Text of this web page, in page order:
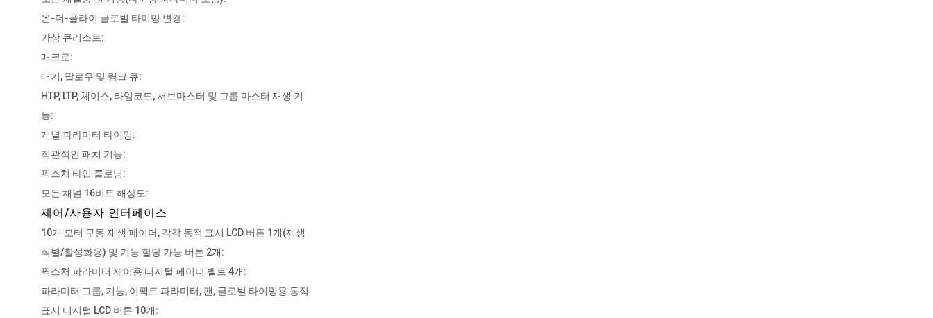
온-더-플라이 글로벌 타이밍 변경:
가상 큐리스트:
매크로:
대기, 팔로우 및 링크 큐:
HTP, LTP, 체이스, 타임코드, 서브마스터 및 그룹 마스터 재생 기
능:
개별 파라미터 타이밍:
직관적인 패치 기능:
픽스처 타입 클로닝:
모든 채널 16비트 해상도:
제어/사용자 인터페이스
10개 모터 구동 재생 페이더, 각각 동적 표시 LCD 버튼 1개(재생
식별/활성화용) 및 기능 할당 가능 버튼 2개:
픽스처 파라미터 제어용 디지털 페이더 벨트 4개:
파라미터 그룹, 기능, 이펙트 파라미터, 팬, 글로벌 타이밍용 동적
표시 디지털 LCD 버튼 10개: